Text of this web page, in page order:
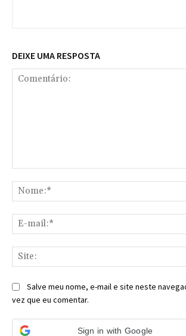
DEIXE UMA RESPOSTA
Salve meu nome, e-mail e site neste
vez que eu comentar.
Sign in with Google